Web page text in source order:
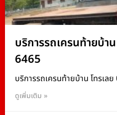
บริการรถเครนท้ายบ้า
6465
บริการรถเครนท้ายบ้าน โทรเล
ดูเพิ่มเติม »